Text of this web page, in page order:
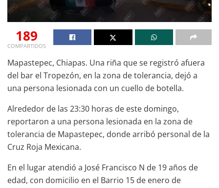
189
COMPARTIDOS
Mapastepec, Chiapas. Una riña que se registró afuera
del bar el Tropezón, en la zona de tolerancia, dejó a
una persona lesionada con un cuello de botella.
Alrededor de las 23:30 horas de este domingo,
reportaron a una persona lesionada en la zona de
tolerancia de Mapastepec, donde arribó personal de la
Cruz Roja Mexicana.
En el lugar atendió a José Francisco N de 19 años de
edad, con domicilio en el Barrio 15 de enero de